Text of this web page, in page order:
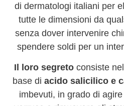
di dermatologi italiani per
tutte le dimensioni da
senza dover intervenire
spendere soldi per un
Il loro segreto consiste
base di acido salicilico e
imbevuti, in grado di